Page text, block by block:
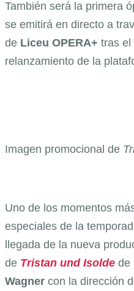
También será la primera
se emitirá en directo a
de Liceu OPERA+ tras el
relanzamiento de la
Imagen promocional de
Uno de los momentos
especiales de la
llegada de la nueva
de Tristan und Isolde de
Wagner con la dirección